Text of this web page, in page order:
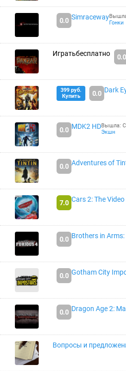
0.0 Simraceway
Гонки
Игратьбесплатно 0.0
399 руб.
Купить
0.0 Dark
0.0 MDK2 HDВышла:
Экшн
0.0 Adventures of
7.0 Cars 2: The
0.0 Brothers in
0.0 Gotham City
0.0 Dragon Age 2:
Вопросы и